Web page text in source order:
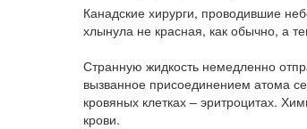
Канадские хирурги, проводившие
хлынула не красная, как обычно, а
Странную жидкость немедленно
вызванное присоединением атома
кровяных клетках – эритроцитах.
крови.